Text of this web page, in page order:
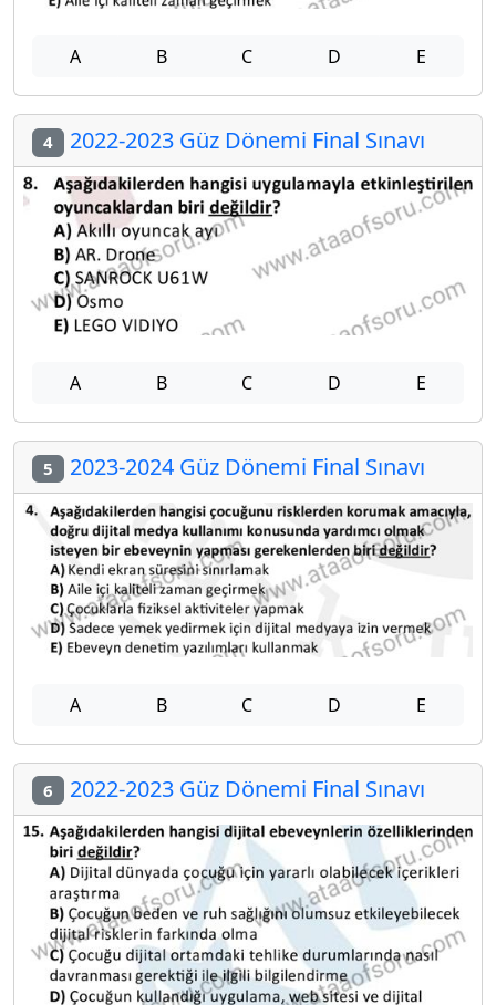
A B C D E
4 2022-2023 Güz Dönemi Final Sınavı
A B C D E
5 2023-2024 Güz Dönemi Final Sınavı
A B C D E
6 2022-2023 Güz Dönemi Final Sınavı